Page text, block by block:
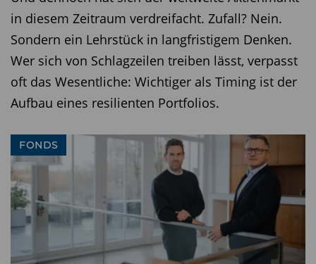
in diesem Zeitraum verdreifacht. Zufall? Nein.
Sondern ein Lehrstück in langfristigem Denken.
Wer sich von Schlagzeilen treiben lässt, verpasst
oft das Wesentliche: Wichtiger als Timing ist der
Aufbau eines resilienten Portfolios.
FONDS